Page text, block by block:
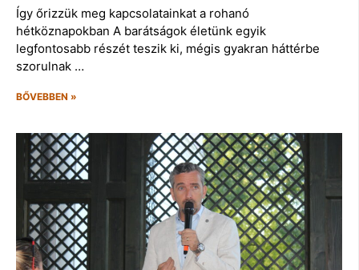
Így őrizzük meg kapcsolatainkat a rohanó
hétköznapokban A barátságok életünk egyik
legfontosabb részét teszik ki, mégis gyakran háttérbe
szorulnak …
BŐVEBBEN »